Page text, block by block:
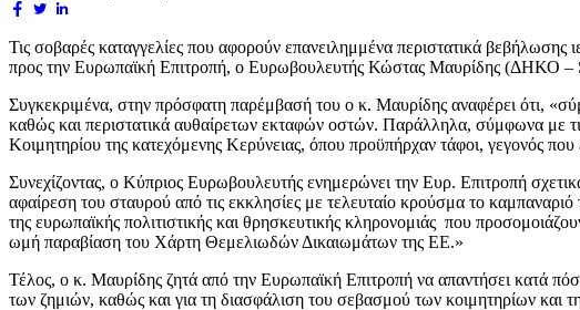
Τις σοβαρές καταγγελίες που αφορούν επανειλημμένα περιστατικά
προς την Ευρωπαϊκή Επιτροπή, ο Ευρωβουλευτής Κώστας Μαυρίδης (ΔΗΚΟ –
Συγκεκριμένα, στην πρόσφατη παρέμβασή του ο κ. Μαυρίδης αναφέρει ότι,
καθώς και περιστατικά αυθαίρετων εκταφών οστών. Παράλληλα, σύμφωνα με
Κοιμητηρίου της κατεχόμενης Κερύνειας, όπου προϋπήρχαν τάφοι, γεγονός
Συνεχίζοντας, ο Κύπριος Ευρωβουλευτής ενημερώνει την Ευρ. Επιτροπή
αφαίρεση του σταυρού από τις εκκλησίες με τελευταίο κρούσμα το
της ευρωπαϊκής πολιτιστικής και θρησκευτικής κληρονομιάς που
ωμή παραβίαση του Χάρτη Θεμελιωδών Δικαιωμάτων της ΕΕ.»
Τέλος, ο κ. Μαυρίδης ζητά από την Ευρωπαϊκή Επιτροπή να απαντήσει κατά πόσο
των ζημιών, καθώς και για τη διασφάλιση του σεβασμού των κοιμητηρίων και